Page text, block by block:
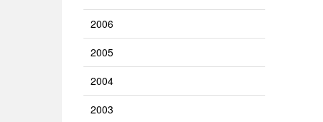
2006
2005
2004
2003